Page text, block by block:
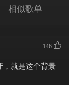
相似歌单
146
，就是这个背景